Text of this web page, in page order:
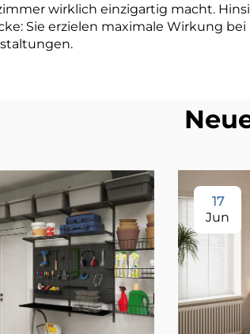
wirklich einzigartig macht.
Sie erzielen maximale Wirkung
17
Jun